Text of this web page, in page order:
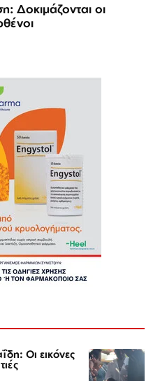
Δοκιμάζονται οι
Οι εικόνες